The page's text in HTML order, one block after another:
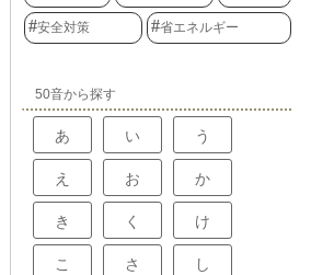
安全対策 省エネルギー
50音から探す
あ い う
え お か
き く け
こ さ し